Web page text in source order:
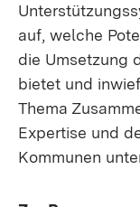
auf, welche
die Umsetzung
bietet und
Thema
Expertise und
Kommunen